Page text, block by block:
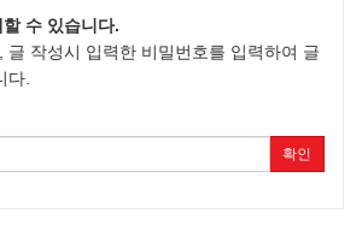
수 있습니다.
글 작성시 입력한 비밀번호를 입력하여 글
다.
확인